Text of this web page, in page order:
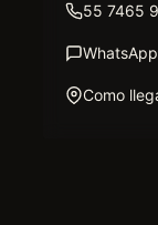
55 7465
WhatsApp
Como